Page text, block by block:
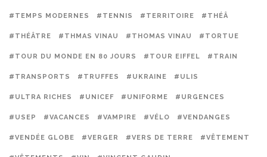
#TEMPS MODERNES #TENNIS #TERRITOIRE #THÉÂ
#THÉÂTRE #THMAS VINAU #THOMAS VINAU #TORTUE
#TOUR DU MONDE EN 80 JOURS #TOUR EIFFEL #TRAIN
#TRANSPORTS #TRUFFES #UKRAINE #ULIS
#ULTRA RICHES #UNICEF #UNIFORME #URGENCES
#USEP #VACANCES #VAMPIRE #VÉLO #VENDANGES
#VENDÉE GLOBE #VERGER #VERS DE TERRE #VÊTEMENT